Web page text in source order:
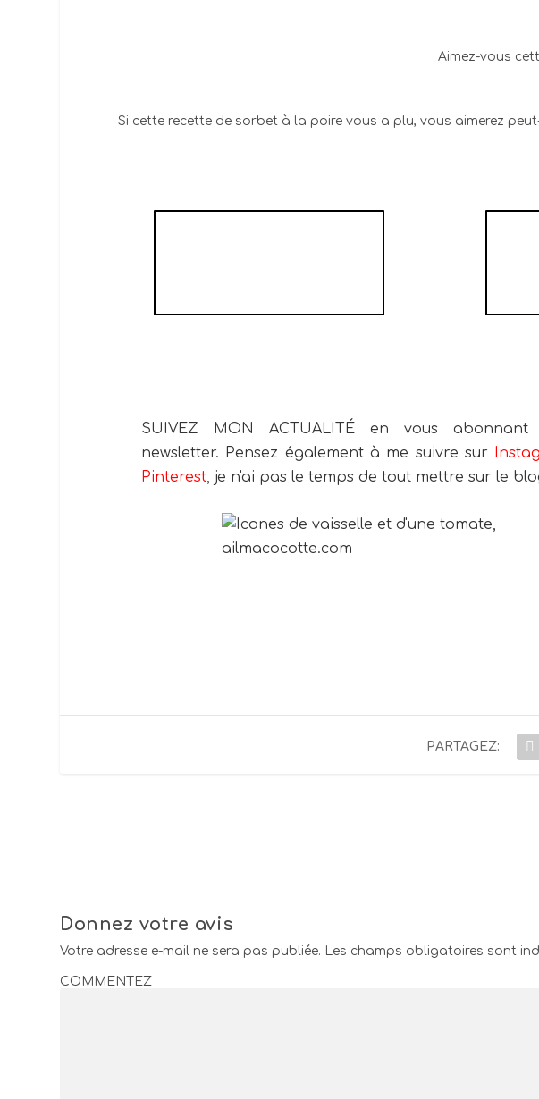
Aimez-vous
Si cette recette de sorbet à la poire vous a plu, vous aimerez
SUIVEZ MON ACTUALITÉ en vous
newsletter. Pensez également à me suivre sur
Pinterest, je n'ai pas le temps de tout mettre sur le
PARTAGEZ:
Donnez votre avis
Votre adresse e-mail ne sera pas publiée. Les champs obligatoires sont
COMMENTEZ